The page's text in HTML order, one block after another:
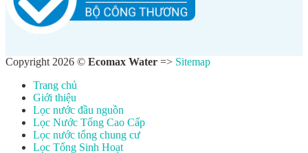
Copyright 2026 © Ecomax Water => Sitemap
Trang chủ
Giới thiệu
Lọc nước đầu nguồn
Lọc Nước Tổng Cao Cấp
Lọc nước tổng chung cư
Lọc Tổng Sinh Hoạt